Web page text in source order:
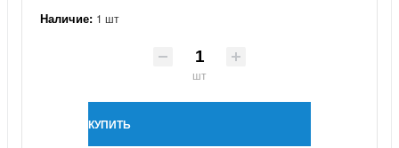
Наличие: 1 шт
шт
КУПИТЬ